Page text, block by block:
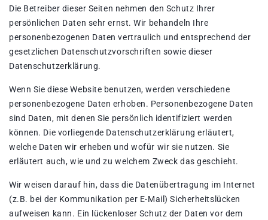
Die Betreiber dieser Seiten nehmen den Schutz Ihrer
persönlichen Daten sehr ernst. Wir behandeln Ihre
personenbezogenen Daten vertraulich und entsprechend der
gesetzlichen Datenschutzvorschriften sowie dieser
Datenschutzerklärung.
Wenn Sie diese Website benutzen, werden verschiedene
personenbezogene Daten erhoben. Personenbezogene Daten
sind Daten, mit denen Sie persönlich identifiziert werden
können. Die vorliegende Datenschutzerklärung erläutert,
welche Daten wir erheben und wofür wir sie nutzen. Sie
erläutert auch, wie und zu welchem Zweck das geschieht.
Wir weisen darauf hin, dass die Datenübertragung im Internet
(z.B. bei der Kommunikation per E-Mail) Sicherheitslücken
aufweisen kann. Ein lückenloser Schutz der Daten vor dem